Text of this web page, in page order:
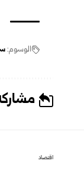
الوسوم:
اقتصاد